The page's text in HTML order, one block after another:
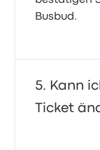
Busbud.
Kann
Ticket